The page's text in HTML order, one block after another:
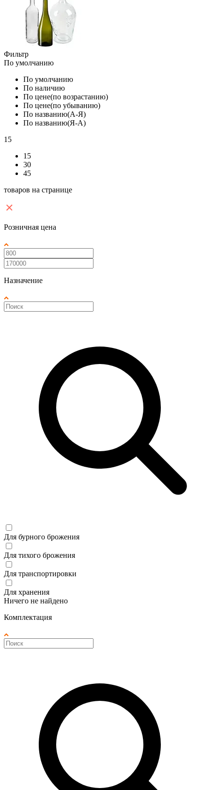
Фильтр
По умолчанию
По умолчанию
По наличию
По цене(по возрастанию)
По цене(по убыванию)
По названию(А-Я)
По названию(Я-А)
15
15
30
45
товаров на странице
Розничная цена
Назначение
Для бурного брожения
Для тихого брожения
Для транспортировки
Для хранения
Ничего не найдено
Комплектация